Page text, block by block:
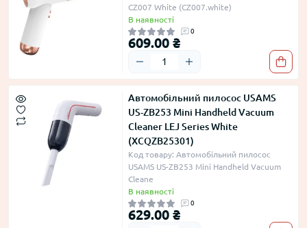
CZ007 White (CZ007.white)
В наявності
0
609.00 ₴
Автомобільний пилосос USAMS
US-ZB253 Mini Handheld Vacuum
Cleaner LEJ Series White
(XCQZB25301)
Код товару: Автомобільний пилосос
USAMS US-ZB253 Mini Handheld Vacuum
Cleane
В наявності
0
629.00 ₴